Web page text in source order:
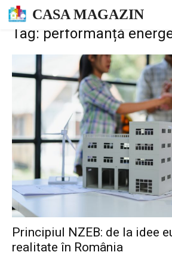
CASA MAGAZIN
Tag: performanță
Principiul NZEB: de la idee
realitate în România